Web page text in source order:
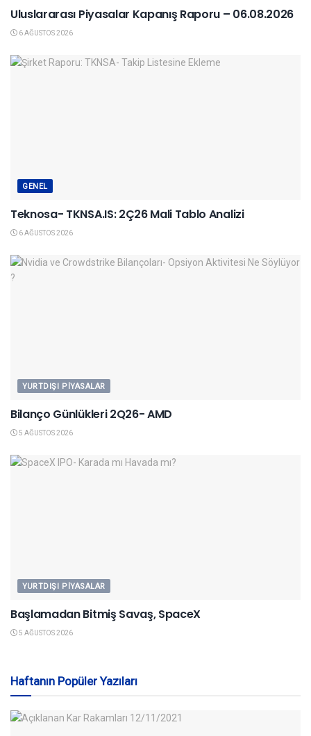
Uluslararası Piyasalar Kapanış Raporu – 06.08.2026
6 AĞUSTOS 2026
GENEL
Teknosa- TKNSA.IS: 2Ç26 Mali Tablo Analizi
6 AĞUSTOS 2026
YURTDIŞI PIYASALAR
Bilanço Günlükleri 2Q26- AMD
5 AĞUSTOS 2026
YURTDIŞI PIYASALAR
Başlamadan Bitmiş Savaş, SpaceX
5 AĞUSTOS 2026
Haftanın Popüler Yazıları